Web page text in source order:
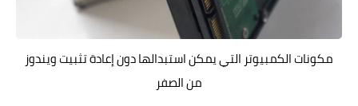
مكونات الكمبيوتر التي يمكن استبدالها دون إعادة تثبيت ويندوز
من الصفر